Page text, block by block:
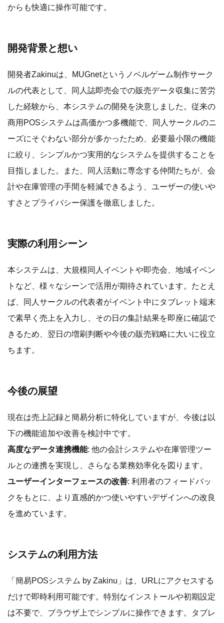
からも快適に操作可能です。
開発背景と想い
開発者Zakinuは、MUGnetというノベルゲーム制作サーク
ルの代表として、同人誌即売会での販売データ収集に苦労
した経験から、本システムの開発を決意しました。従来の
商用POSシステムは高価かつ多機能で、同人サークルのニ
ーズにそぐわない部分が多かったため、必要最小限の機能
に絞り、シンプルかつ実用的なシステムを提供することを
目指しました。また、同人活動に専念する仲間たちが、会
計や在庫管理の手間を軽減できるよう、ユーザーの使いや
すさとプライバシー保護を徹底しました。
実際の利用シーン
本システムは、大規模同人イベントや即売会、地域イベン
トなど、様々なシーンで活用が期待されています。たとえ
ば、同人サークルの代表者がイベント中にタブレット端末
で素早く売上を入力し、その日の集計結果を即座に確認で
きるため、翌日の増刷判断や今後の販売戦略に大いに役立
ちます。
今後の展望
現在は売上記録と簡易分析に特化していますが、今後は以
下の機能追加や改善を検討中です。
高度なデータ連携機能: 他の会計システムや在庫管理ツー
ルとの連携を実現し、さらなる業務効率化を図ります。
ユーザーインターフェースの改善: 利用者のフィードバッ
クをもとに、より直感的かつ使いやすいデザインへの改良
を進めています。
システムの利用方法
「簡易POSシステム by Zakinu」は、URLにアクセスする
だけで即時利用可能です。特別なインストールや初期設定
は不要で、ブラウザ上でシンプルに操作できます。タブレ